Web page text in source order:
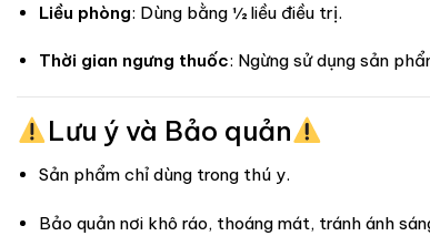
Liều phòng: Dùng bằng ½ liều điều trị.
Thời gian ngưng thuốc: Ngừng sử dụng sản
Lưu ý và Bảo quản
Sản phẩm chỉ dùng trong thú y.
Bảo quản nơi khô ráo, thoáng mát, tránh ánh